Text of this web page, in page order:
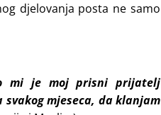
djelovanja posta ne samo
mi je moj prisni prijatelj
mjeseca, da klanjam